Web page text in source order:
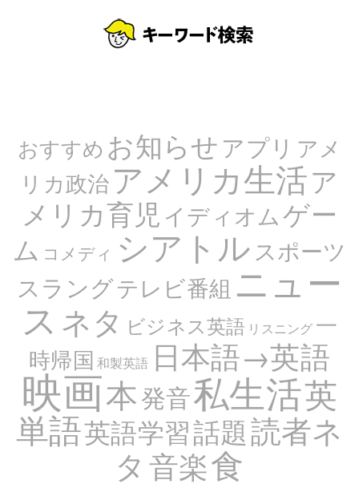
おすすめ お知らせアプリ アメ
リカ政治アメリカ生活ア
メリカ育児 イディオムゲー
ム コメディ シアトル スポーツ
スラングテレビ番組 ニュー
ス ネタ ビジネス英語 リスニング 一
時帰国 和製英語 日本語→英語
映画本発音私生活英
単語英語学習話題読者ネ
タ 音楽食